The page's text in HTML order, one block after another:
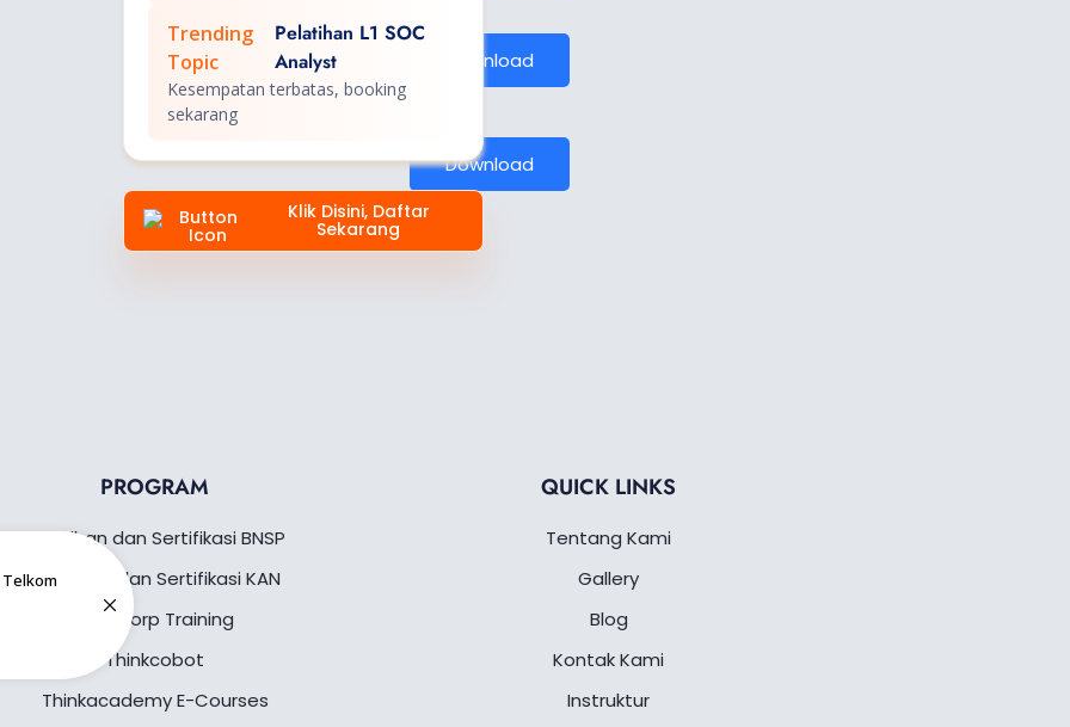
Download
Download
PROGRAM
Pelatihan dan Sertifikasi BNSP
Pelatihan dan Sertifikasi KAN
Thinkcorp Training
Thinkcobot
Thinkacademy E-Courses
QUICK LINKS
Tentang Kami
Gallery
Blog
Kontak Kami
Instruktur
Trending
Topic
Pelatihan L1 SOC
Analyst
Kesempatan terbatas, booking
sekarang
Klik Disini, Daftar
Sekarang